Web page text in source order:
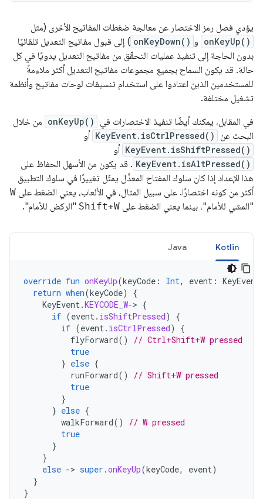
يؤدي فصل رمز الاختصار عن معالجة ضغطات المفاتيح الأخرى (مثل
onKeyUp() و onKeyDown() ) إلى قبول مفاتيح التعديل تلقائيًا
بدون الحاجة إلى تنفيذ عمليات التحقّق من مفاتيح التعديل يدويًا في كل
حالة. قد يكون السماح بجميع مجموعات مفاتيح التعديل أكثر ملاءمةً
للمستخدمين الذين اعتادوا على استخدام تنسيقات لوحات مفاتيح وأنظمة
تشغيل مختلفة.
في المقابل، يمكنك أيضًا تنفيذ الاختصارات في
onKeyUp() من خلال
البحث عن
KeyEvent.isCtrlPressed() أو
KeyEvent.isShiftPressed() أو
KeyEvent.isAltPressed() . قد يكون من الأسهل الحفاظ على
هذا الإعداد إذا كان سلوك المفتاح المعدَّل يمثّل تغييرًا في سلوك التطبيق
أكثر من كونه اختصارًا. على سبيل المثال، في الألعاب، يعني الضغط على W
"المشي للأمام"، بينما يعني الضغط على Shift+W "الركض للأمام".
Kotlin
Java
override fun onKeyUp(keyCode : Int, event : KeyEvent
return when(keyCode)
{
KeyEvent.KEYCODE_W-> {
if (event. isShiftPressed)
{
if (event. isCtrlPressed)
{
flyForward()
// Ctrl+Shift+W pressed
true
} else {
runForward()
// Shift+W pressed
true
}
} else {
walkForward()
// W pressed
true
}
}
else -> super .onKeyUp(keyCode, event)
}
}